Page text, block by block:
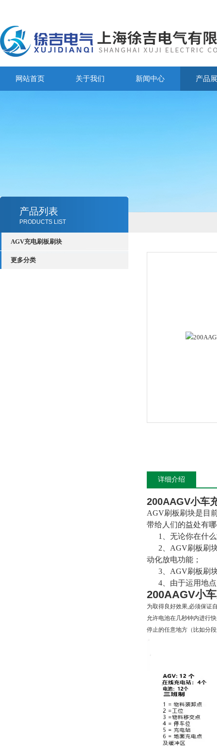
网站首页 关于我们 新闻中心 产品
产品列表
PRODUCTS LIST
AGV充电刷板刷块
更多分类
详细介绍
200AAGV小车
AGV刷板刷块是目
带给人们的益处有
1、无论你在什么
2、AGV刷板刷块
动化放电功能；
3、AGV刷板刷块
4、由于运用地点
200AAGV小
为取得良好效果,必须保证
允许电池在几秒钟内进行
停止的任意地方（比如分